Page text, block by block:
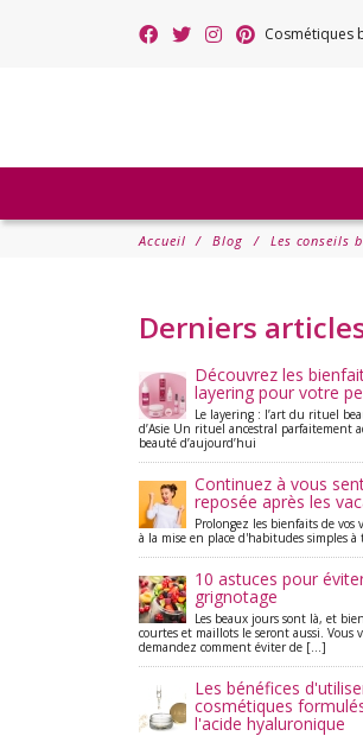
Cosmétiques
Accueil Blog Les conseils
Derniers
Découvrez les
layering pour votre
Le layering : l’art du rituel
d’Asie Un rituel ancestral parfaitement
beauté d’aujourd’hui
Continuez à vous
reposée après les
Prolongez les bienfaits de vos
à la mise en place d'habitudes simples à
10 astuces pour
grignotage
Les beaux jours sont là, et
courtes et maillots le seront aussi. Vous
demandez comment éviter de [...]
Les bénéfices
cosmétiques
l'acide hyaluronique